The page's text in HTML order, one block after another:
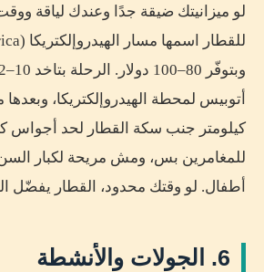
لو ميزانيتك ضيقة جدًا وعندك لياقة
كيلومتر جنب سكة القطار لحد أجواس
للمغامرين بس، ومش مريحة لكبار
أطفال. لو وقتك محدود، القطار يفضّل
6. الجولات والأنشطة